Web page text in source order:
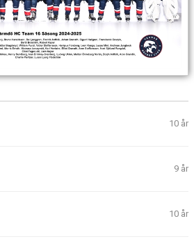
10 år
9 år
10 år